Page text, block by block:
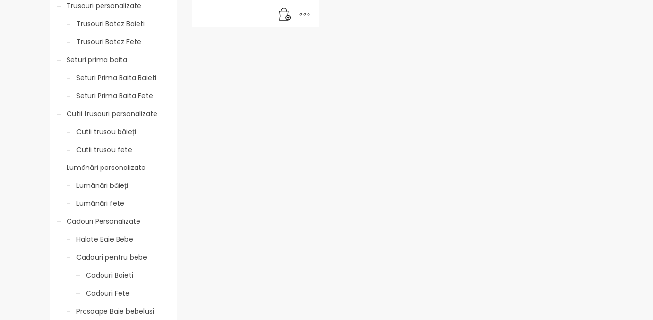
Trusouri personalizate
Trusouri Botez Baieti
Trusouri Botez Fete
Seturi prima baita
Seturi Prima Baita Baieti
Seturi Prima Baita Fete
Cutii trusouri personalizate
Cutii trusou băieți
Cutii trusou fete
Lumânări personalizate
Lumânări băieți
Lumânări fete
Cadouri Personalizate
Halate Baie Bebe
Cadouri pentru bebe
Cadouri Baieti
Cadouri Fete
Prosoape Baie bebelusi